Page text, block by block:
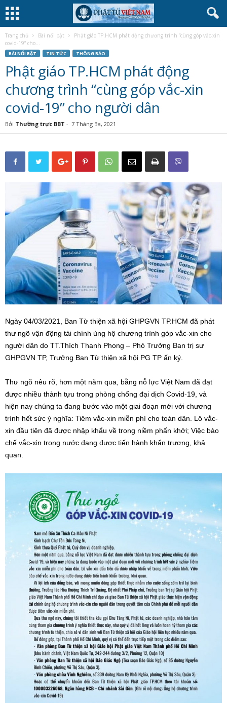
Trang chủ Bài nổi bật
Phật giáo TP.HCM phát động chương trình “cùng góp vắc-xin
covid-19” cho...
BÀI NỔI BẬT TIN TỨC THÔNG BÁO
Phật giáo TP.HCM phát động
chương trình “cùng góp vắc-xin
covid-19” cho người dân
Bởi Thường trực BBT - 7 Tháng Ba, 2021
Ngày 04/03/2021, Ban Từ thiện xã hội GHPGVN TP.HCM đã phát
thư ngõ vận động tài chính ủng hộ chương trình góp vắc-xin cho
người dân do TT.Thích Thanh Phong – Phó Trưởng Ban trị sư
GHPGVN TP, Trưởng Ban Từ thiện xã hội PG TP ấn ký.
Thư ngõ nêu rõ, hơn một năm qua, bằng nỗ lực Việt Nam đã đạt
được nhiều thành tựu trong phòng chống đại dịch Covid-19, và
hiện nay chúng ta đang bước vào một giai đoạn mới với chương
trình hết sức ý nghĩa: Tiêm vắc-xin miễn phí cho toàn dân. Lô vắc-
xin đầu tiên đã được nhập khẩu về trong niềm phấn khởi; Việc bào
chế vắc-xin trong nước đang được tiến hành khẩn trương, khả
quan.